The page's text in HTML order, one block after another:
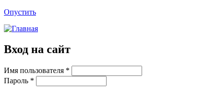
Опустить
Вход на сайт
Имя пользователя *
Пароль *